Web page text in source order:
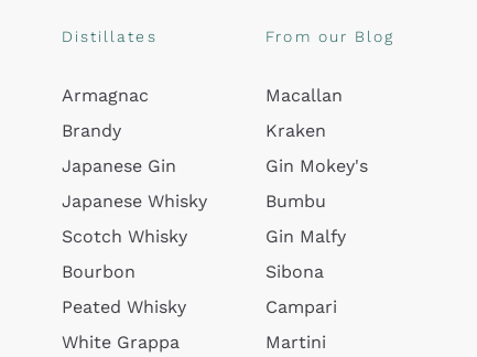
Distillates
Armagnac
Brandy
Japanese Gin
Japanese Whisky
Scotch Whisky
Bourbon
Peated Whisky
White Grappa
From our Blog
Macallan
Kraken
Gin Mokey's
Bumbu
Gin Malfy
Sibona
Campari
Martini